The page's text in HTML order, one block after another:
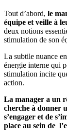
Tout d’abord, le
équipe et veille à
deux notions
stimulation de son
La subtile nuance
énergie interne qui
stimulation incite
action.
La manager a un
cherche à donner
s’engager et de
place au sein de